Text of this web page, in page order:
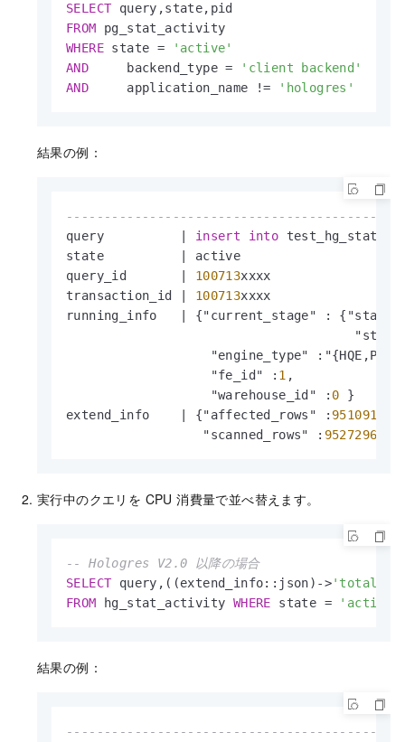
SELECT
FROM
WHERE state =
'active'
AND
     backend_type
=
'client backend'
AND
     application_name
!= 'hologres'
結果の例：
query
insert into
state
active
query_id
100713xxxx
transaction_id
100713xxxx
running_info
{"current_stage" :
"engine_type"
                   "fe_id" :
1 ,
                   "warehouse_id" :
0 }
extend_info
{"affected_rows" : 9510912
                  "scanned_rows" :
9527296
実行中のクエリを CPU 消費量で並べ替えます。
-- Hologres V2.0 以降の場合
SELECT query,((extend_info::json) ->
FROM hg_stat_activity WHERE state = 'active'
結果の例：